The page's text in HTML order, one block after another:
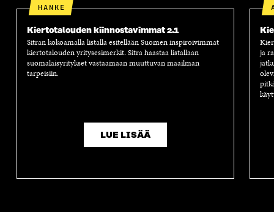
HANKE
Kiertotalouden kiinnostavimmat 2.1
Sitran kokoamalla listalla esitellään Suomen inspiroivimmat
kiertotalouden yritysesimerkit. Sitra haastaa listallaan
suomalaisyritykset vastaamaan muuttuvan maailman
tarpeisiin.
LUE LISÄÄ
ja